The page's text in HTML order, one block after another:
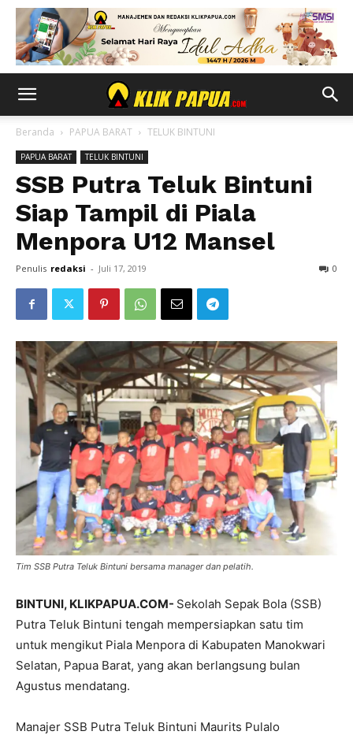
Beranda PAPUA BARAT TELUK BINTUNI
PAPUA BARAT TELUK BINTUNI
SSB Putra Teluk Bintuni
Siap Tampil di Piala
Menpora U12 Mansel
Penulis redaksi - Juli 17, 2019 0
Tim SSB Putra Teluk Bintuni bersama manager dan pelatih.
BINTUNI, KLIKPAPUA.COM- Sekolah Sepak Bola (SSB)
Putra Teluk Bintuni tengah mempersiapkan satu tim
untuk mengikut Piala Menpora di Kabupaten Manokwari
Selatan, Papua Barat, yang akan berlangsung bulan
Agustus mendatang.
Manajer SSB Putra Teluk Bintuni Maurits Pulalo